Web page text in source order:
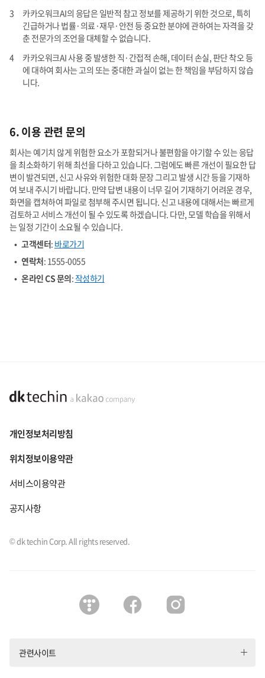
카카오워크AI의 응답은 일반적 참고 정보를 제공하기 위한 것으로, 특히
긴급하거나 법률·의료·재무·안전 등 중요한 분야에 관하여는 자격을 갖
춘 전문가의 조언을 대체할 수 없습니다.
카카오워크AI 사용 중 발생한 직·간접적 손해, 데이터 손실, 판단 착오 등
에 대하여 회사는 고의 또는 중대한 과실이 없는 한 책임을 부담하지 않습
니다.
6. 이용 관련 문의
회사는 예기치 않게 위험한 요소가 포함되거나 불편함을 야기할 수 있는 응답
을 최소화하기 위해 최선을 다하고 있습니다. 그럼에도 빠른 개선이 필요한 답
변이 발견되면, 신고 사유와 위험한 대화 문장 그리고 발생 시간 등을 기재하
여 보내 주시기 바랍니다. 만약 답변 내용이 너무 길어 기재하기 어려운 경우,
화면을 캡쳐하여 파일로 첨부해 주시면 됩니다. 신고 내용에 대해서는 빠르게
검토하고 서비스 개선이 될 수 있도록 하겠습니다. 다만, 모델 학습을 위해서
는 일정 기간이 소요될 수 있습니다.
고객센터: 바로가기
연락처: 1555-0055
온라인 CS 문의:작성하기
개인정보처리방침
위치정보이용약관
서비스이용약관
공지사항
© dk techin Corp. All rights reserved.
관련사이트